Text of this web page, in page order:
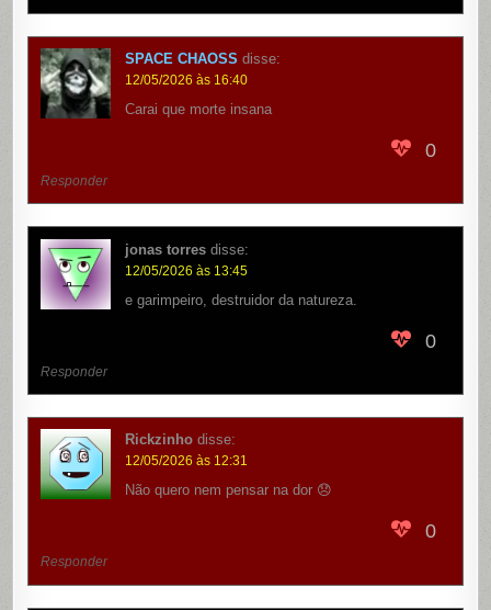
SPACE CHAOSS disse:
12/05/2026 às 16:40
Carai que morte insana
0
Responder
jonas torres disse:
12/05/2026 às 13:45
e garimpeiro, destruidor da natureza.
0
Responder
Rickzinho disse:
12/05/2026 às 12:31
Não quero nem pensar na dor 😞
0
Responder